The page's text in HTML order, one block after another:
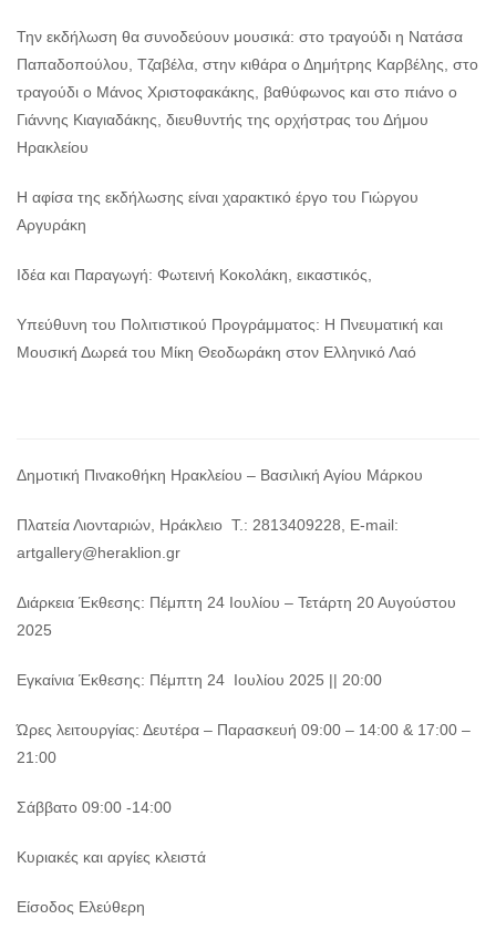
Την εκδήλωση θα συνοδεύουν μουσικά: στο τραγούδι η Νατάσα
Παπαδοπούλου, Τζαβέλα, στην κιθάρα ο Δημήτρης Καρβέλης, στο
τραγούδι ο Μάνος Χριστοφακάκης, βαθύφωνος και στο πιάνο ο
Γιάννης Κιαγιαδάκης, διευθυντής της ορχήστρας του Δήμου
Ηρακλείου
Η αφίσα της εκδήλωσης είναι χαρακτικό έργο του Γιώργου
Αργυράκη
Ιδέα και Παραγωγή: Φωτεινή Κοκολάκη, εικαστικός,
Υπεύθυνη του Πολιτιστικού Προγράμματος: Η Πνευματική και
Μουσική Δωρεά του Μίκη Θεοδωράκη στον Ελληνικό Λαό
Δημοτική Πινακοθήκη Ηρακλείου – Βασιλική Αγίου Μάρκου
Πλατεία Λιονταριών, Ηράκλειο Τ.: 2813409228, E-mail:
artgallery@heraklion.gr
Διάρκεια Έκθεσης: Πέμπτη 24 Ιουλίου – Τετάρτη 20 Αυγούστου
2025
Εγκαίνια Έκθεσης: Πέμπτη 24 Ιουλίου 2025 || 20:00
Ώρες λειτουργίας: Δευτέρα – Παρασκευή 09:00 – 14:00 & 17:00 –
21:00
Σάββατο 09:00 -14:00
Κυριακές και αργίες κλειστά
Είσοδος Ελεύθερη